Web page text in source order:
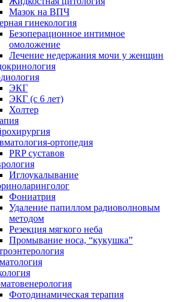
Мазок на ВПЧ
гинекология
Безоперационное интимное
омоложение
Лечение недержания мочи у женщин
ЭКГ
ЭКГ (с 6 лет)
Холтер
ортопедия
PRP суставов
Иглоукалывание
Фониатрия
Удаление папиллом радиоволновым
методом
Резекция мягкого неба
Промывание носа, “кукушка”
Фотодинамическая терапия